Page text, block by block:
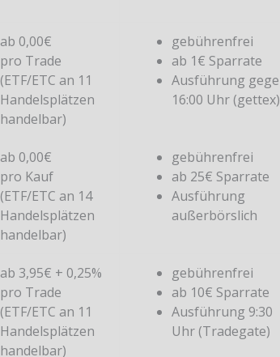
ab 0,00€
pro Trade
(ETF/ETC an 11
Handelsplätzen
handelbar)
gebührenfrei
ab 1€ Sparrate
Ausführung
16:00 Uhr (gettex)
ab 0,00€
pro Kauf
(ETF/ETC an 14
Handelsplätzen
handelbar)
gebührenfrei
ab 25€ Sparrate
Ausführung
außerbörslich
ab 3,95€ + 0,25%
pro Trade
(ETF/ETC an 11
Handelsplätzen
handelbar)
gebührenfrei
ab 10€ Sparrate
Ausführung 9:30
Uhr (Tradegate)